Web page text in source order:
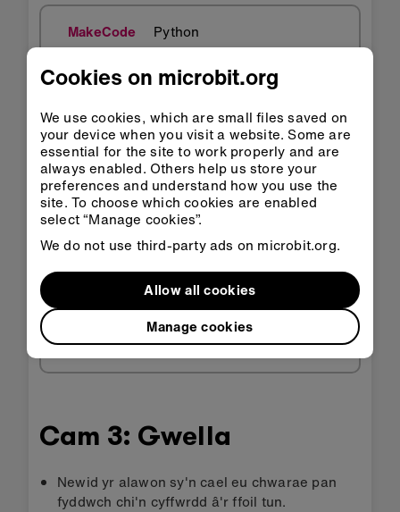
MakeCode Python
Agor yn
Classroom
Agor yn
MakeCode
Lawrlwytho'r HEX
Cam 3: Gwella
Newid yr alawon sy'n cael eu chwarae pan
fyddwch chi'n cyffwrdd â'r ffoil tun.
Cookies on microbit.org
We use cookies, which are small files saved on
your device when you visit a website. Some are
essential for the site to work properly and are
always enabled. Others help us store your
preferences and understand how you use the
site. To choose which cookies are enabled
select “Manage cookies”.
We do not use third-party ads on microbit.org.
Manage cookies
Allow all cookies